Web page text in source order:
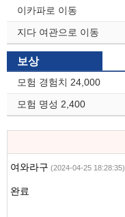
이카파로 이동
지다 여관으로 이동
보상
모험 경험치 24,000
모험 명성 2,400
여와라구 (2024-04-25 18:28:35)
완료